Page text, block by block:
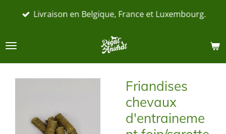
Passer
principal
Livraison en Belgique, France et Luxembourg.
Friandises
chevaux
d'entraineme